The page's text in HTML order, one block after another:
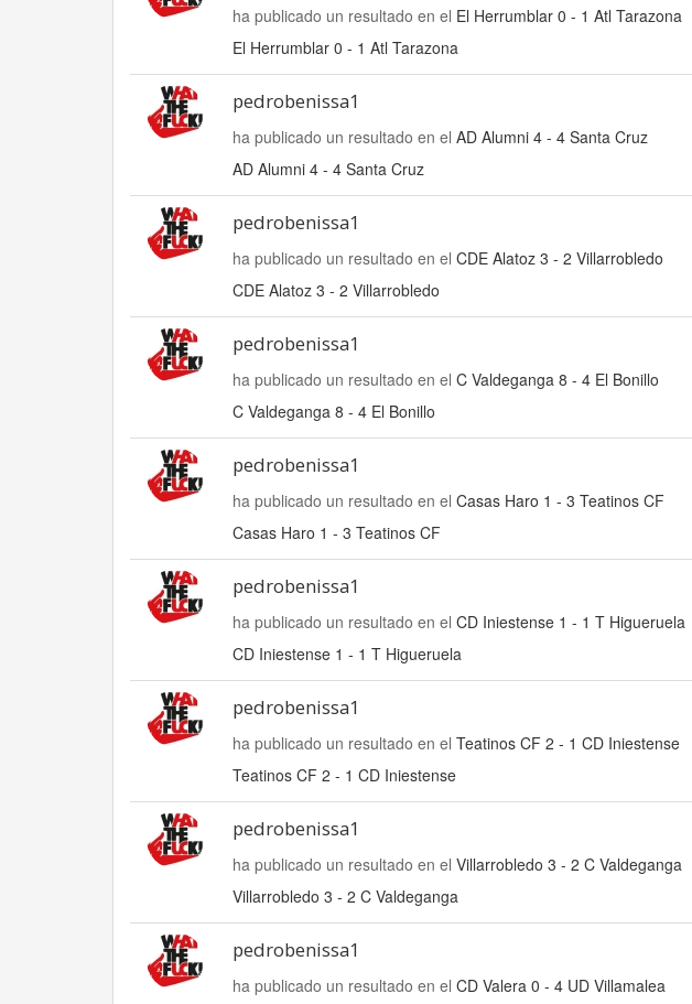
ha publicado un resultado en el El Herrumblar 0 - 1 Atl Tarazona
El Herrumblar 0 - 1 Atl Tarazona
pedrobenissa1
ha publicado un resultado en el AD Alumni 4 - 4 Santa Cruz
AD Alumni 4 - 4 Santa Cruz
pedrobenissa1
ha publicado un resultado en el CDE Alatoz 3 - 2 Villarrobledo
CDE Alatoz 3 - 2 Villarrobledo
pedrobenissa1
ha publicado un resultado en el C Valdeganga 8 - 4 El Bonillo
C Valdeganga 8 - 4 El Bonillo
pedrobenissa1
ha publicado un resultado en el Casas Haro 1 - 3 Teatinos CF
Casas Haro 1 - 3 Teatinos CF
pedrobenissa1
ha publicado un resultado en el CD Iniestense 1 - 1 T Higueruela
CD Iniestense 1 - 1 T Higueruela
pedrobenissa1
ha publicado un resultado en el Teatinos CF 2 - 1 CD Iniestense
Teatinos CF 2 - 1 CD Iniestense
pedrobenissa1
ha publicado un resultado en el Villarrobledo 3 - 2 C Valdeganga
Villarrobledo 3 - 2 C Valdeganga
pedrobenissa1
ha publicado un resultado en el CD Valera 0 - 4 UD Villamalea